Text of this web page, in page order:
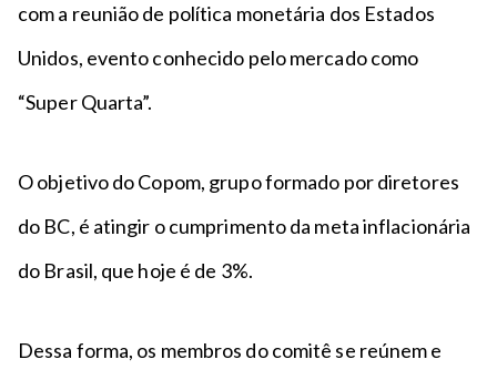
com a reunião de política monetária dos Estados
Unidos, evento conhecido pelo mercado como
“Super Quarta”.
O objetivo do Copom, grupo formado por diretores
do BC, é atingir o cumprimento da meta inflacionária
do Brasil, que hoje é de 3%.
Dessa forma, os membros do comitê se reúnem e